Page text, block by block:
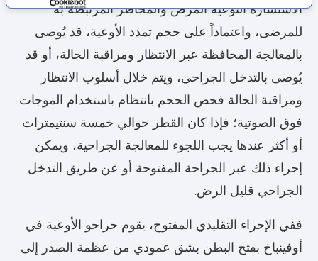
ة
الاستشارة النوعية المرض والمخاطر المرتبطة به
للمرضى، واعتماداً على حجم تمدد الأوعية، قد يُوصى
بالمعالجة المحافظة عبر الانتظار ومراقبة الحالة، أو قد
يُوصى بالتدخل الجراحي، ويتم خلال أسلوب الانتظار
ومراقبة الحالة فحص الحجم بانتظام باستخدام الموجات
فوق الصوتية؛ فإذا كان القطر حوالي خمسة سنتيمترات
أو أكثر عندها يجب اللجوء للمعالجة الجراحية، ويمكن
إجراء ذلك عبر الجراحة المفتوحة أو عن طريق التدخل
الجراحي قليل الرض.
ففي الإجراء التقليدي المفتوح، يقوم جراحو الأوعية في
أوفينباخ بفتح البطن بشق عمودي من عظمة الصدر إلى